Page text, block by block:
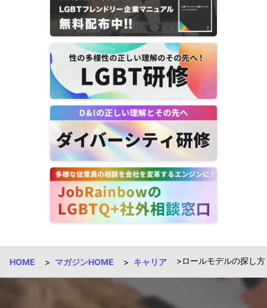
HOME マガジンHOME キャリア ロールモデルの探し